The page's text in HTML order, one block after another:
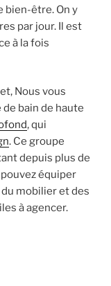
bien-être. On y
par jour. Il est
à la fois
Nous vous
bain de haute
, qui
. Ce groupe
depuis plus de
équiper
mobilier et des
à agencer.